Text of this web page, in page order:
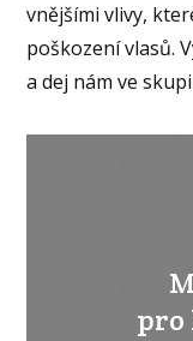
vnějšími vlivy,
poškození vlasů.
a dej nám ve
pro